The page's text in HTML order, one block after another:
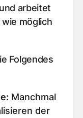
arbeitet
möglich
Folgendes
: Manchmal
der